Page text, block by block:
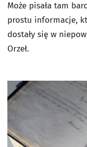
Może pisała tam
prostu informacje,
dostały się w
Orzeł.